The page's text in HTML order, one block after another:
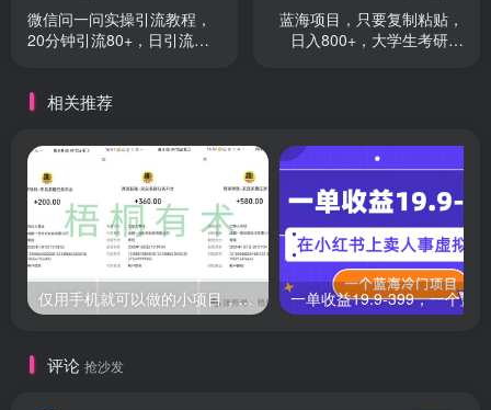
微信问一问实操引流教程，
20分钟引流80+，日引流
蓝海项目，只要复制粘贴，
日入800+，大学生考研项
相关推荐
仅用手机就可以做的小项目，当天就能见钱，每天100-300
评论 抢沙发